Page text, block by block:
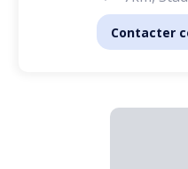
Contacter